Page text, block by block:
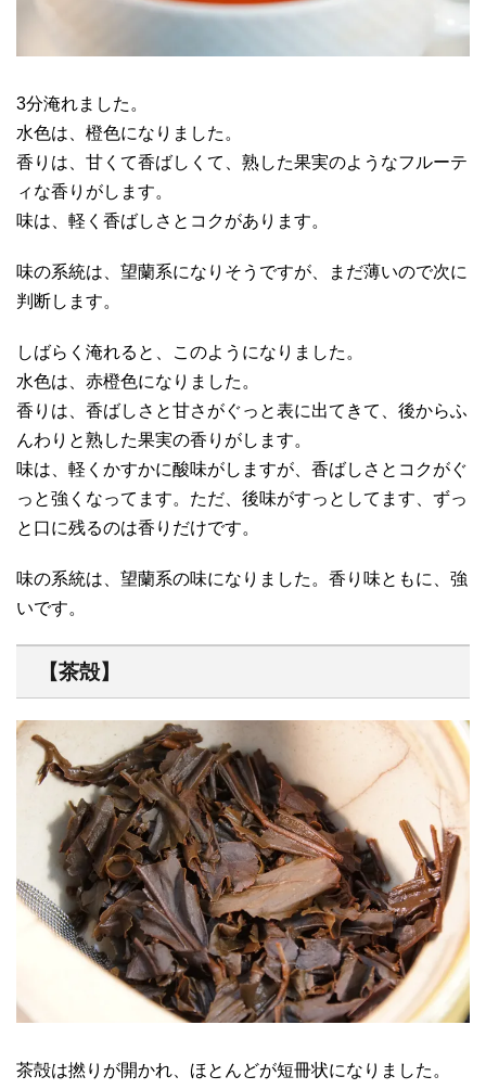
3分淹れました。
水色は、橙色になりました。
香りは、甘くて香ばしくて、熟した果実のようなフルーテ
ィな香りがします。
味は、軽く香ばしさとコクがあります。
味の系統は、望蘭系になりそうですが、まだ薄いので次に
判断します。
しばらく淹れると、このようになりました。
水色は、赤橙色になりました。
香りは、香ばしさと甘さがぐっと表に出てきて、後からふ
んわりと熟した果実の香りがします。
味は、軽くかすかに酸味がしますが、香ばしさとコクがぐ
っと強くなってます。ただ、後味がすっとしてます、ずっ
と口に残るのは香りだけです。
味の系統は、望蘭系の味になりました。香り味ともに、強
いです。
【茶殻】
茶殻は撚りが開かれ、ほとんどが短冊状になりました。